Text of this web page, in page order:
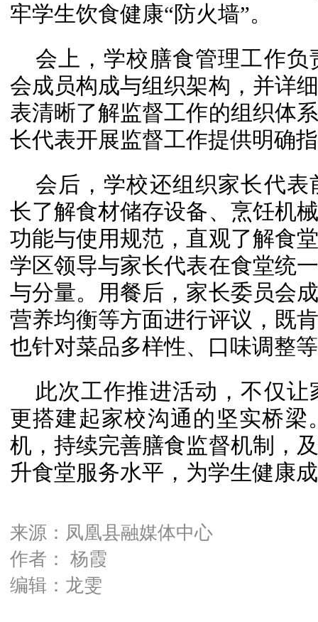
牢学生饮食健康“防火墙”。
会上，学校膳食管理工作
会成员构成与组织架构，并详
表清晰了解监督工作的组织体
长代表开展监督工作提供明确
会后，学校还组织家长代
长了解食材储存设备、烹饪机
功能与使用规范，直观了解食
学区领导与家长代表在食堂统
与分量。用餐后，家长委员会
营养均衡等方面进行评议，既
也针对菜品多样性、口味调整
此次工作推进活动，不仅
更搭建起家校沟通的坚实桥
机，持续完善膳食监督机制，
升食堂服务水平，为学生健康
来源：凤凰县融媒体中心
作者： 杨霞
编辑：龙雯